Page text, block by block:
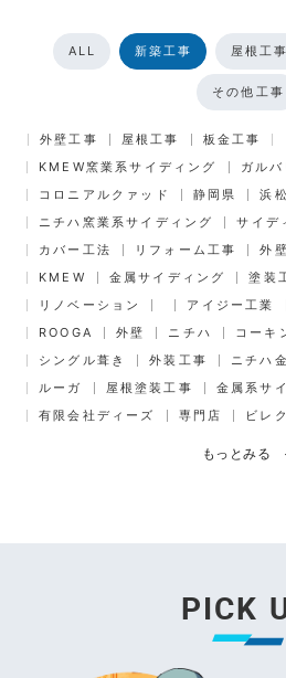
ALL 新築工事 屋根工事
その他工事
外壁工事 屋根工事
板金工事
KMEW窯業系サイディング
ガル
コロニアルクァッド
静岡県
浜
ニチハ窯業系サイディング
サイデ
カバー工法
リフォーム工事 外
KMEW
金属サイディング 塗装
リノベーション
アイジー工業
ROOGA
外壁 ニチハ
コーキ
シングル葺き
外装工事
ニチハ
ルーガ
屋根塗装工事 金属系サ
有限会社ディーズ
専門店 ビレ
もっとみる
PICK